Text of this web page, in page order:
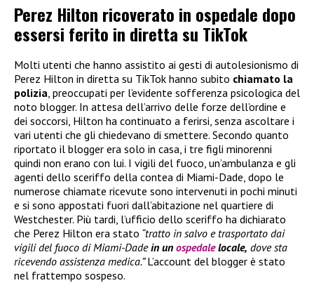
Perez Hilton ricoverato in ospedale dopo
essersi ferito in diretta su TikTok
Molti utenti che hanno assistito ai gesti di autolesionismo di
Perez Hilton in diretta su TikTok hanno subito chiamato la
polizia , preoccupati per l’evidente sofferenza psicologica del
noto blogger. In attesa dell’arrivo delle forze dell’ordine e
dei soccorsi, Hilton ha continuato a ferirsi, senza ascoltare i
vari utenti che gli chiedevano di smettere. Secondo quanto
riportato il blogger era solo in casa, i tre figli minorenni
quindi non erano con lui. I vigili del fuoco, un’ambulanza e gli
agenti dello sceriffo della contea di Miami-Dade, dopo le
numerose chiamate ricevute sono intervenuti in pochi minuti
e si sono appostati fuori dall’abitazione nel quartiere di
Westchester. Più tardi, l’ufficio dello sceriffo ha dichiarato
che Perez Hilton era stato “tratto in salvo e trasportato dai
vigili del fuoco di Miami-Dadein un ospedalelocale, dove sta
ricevendo assistenza medica.”L’account del blogger è stato
nel frattempo sospeso.